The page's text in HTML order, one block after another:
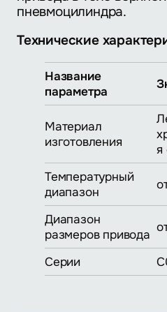
пневмоцилиндра.
Технические
Название
параметра
Материал
изготовления
я
Температурный
диапазон
Диапазон
размеров привода
Серии